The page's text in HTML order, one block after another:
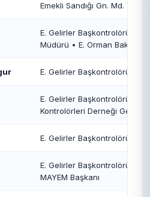
Emekli Sandığı Gn. Md. Yrd.
E. Gelirler Başkontrolörü • E.
Müdürü • E. Orman
E. Gelirler Başkontrolörü • E.
E. Gelirler Başkontrolörü • E.
Kontrolörleri Derneği Genel
E. Gelirler Başkontrolörü • E.
E. Gelirler Başkontrolörü • E.
MAYEM Başkanı